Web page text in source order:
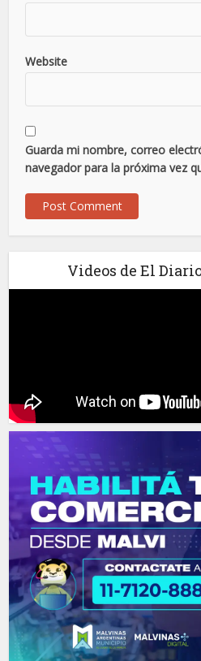
Website
Guarda mi nombre, correo
navegador para la próxima vez
Videos de El